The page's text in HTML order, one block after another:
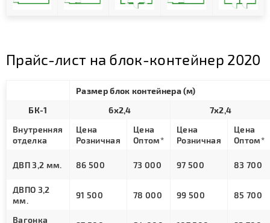
Прайс-лист на блок-контейнер 2020
Размер блок контейнера (м)
БК-1
6х2,4
7х2,4
Внутренняя
отделка
Цена
Розничная
Цена
Оптом*
Цена
Розничная
Цена
Оптом*
ДВП 3,2 мм. 86 500 73 000 97 500 83 700
ДВПО 3,2
мм.
91 500 78 000 99 500 85 700
Вагонка